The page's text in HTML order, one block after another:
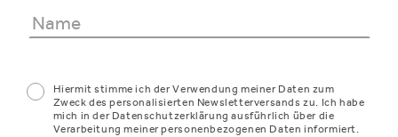
Hiermit stimme ich der Verwendung meiner Daten zum
Zweck des personalisierten Newsletterversands zu. Ich habe
mich in der Datenschutzerklärung ausführlich über die
Verarbeitung meiner personenbezogenen Daten informiert.